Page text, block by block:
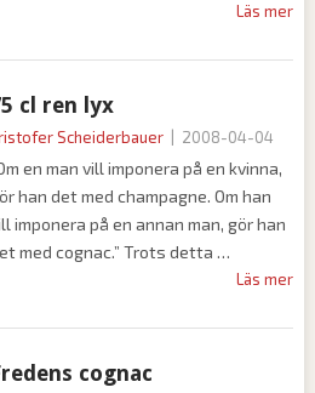
Läs mer
cl ren lyx
Scheiderbauer 2008-04-04
en man vill imponera på en kvinna,
han det med champagne. Om han
imponera på en annan man, gör han
med cognac.” Trots detta
Läs mer
cognac